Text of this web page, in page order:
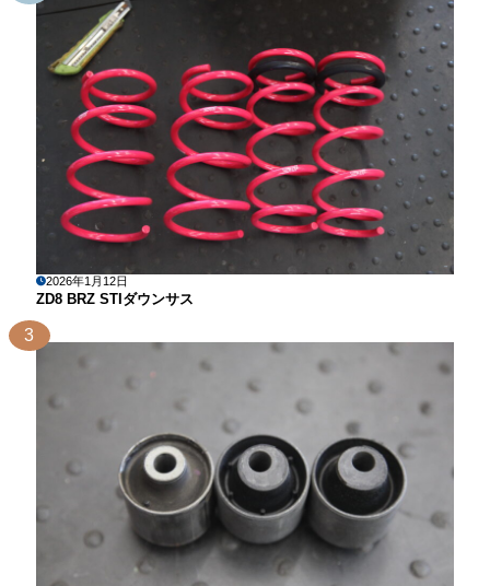
2026年1月12日
ZD8 BRZ STIダウンサス
3